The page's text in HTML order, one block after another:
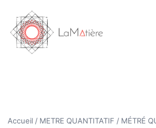
contenu
Accueil / METRE QUANTITATIF / MÉTRÉ